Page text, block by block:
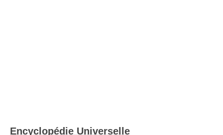
Encyclopédie Universelle